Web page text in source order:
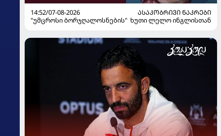
14:52/07-08-2026
ᲐᲡᲐᲙᲝᲑᲠᲘᲕᲘ ᲜᲐᲙᲠᲔᲑᲘ
"უმცროსი ბორჯღალოსნების" ხუთი ლელო ინგლისთან